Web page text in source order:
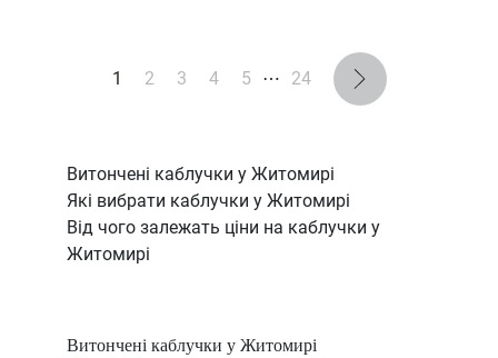
1 2 3 4 5 ⋯ 24
Витончені каблучки у Житомирі
Які вибрати каблучки у Житомирі
Від чого залежать ціни на каблучки у
Житомирі
Витончені каблучки у Житомирі